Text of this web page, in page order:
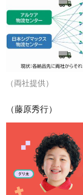
（両社提供）
（藤原秀行）